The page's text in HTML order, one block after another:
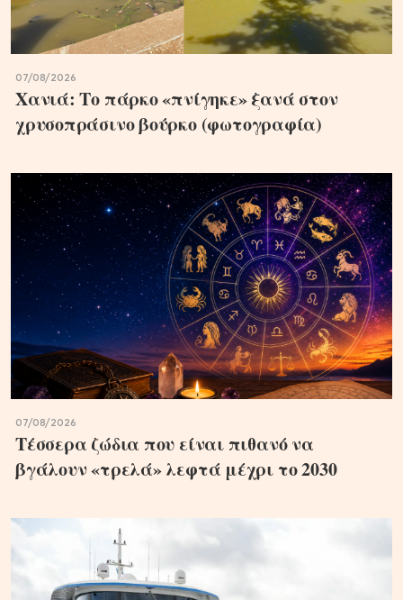
07/08/2026
Χανιά: Το πάρκο «πνίγηκε» ξανά στον
χρυσοπράσινο βούρκο (φωτογραφία)
07/08/2026
Τέσσερα ζώδια που είναι πιθανό να
βγάλουν «τρελά» λεφτά μέχρι το 2030